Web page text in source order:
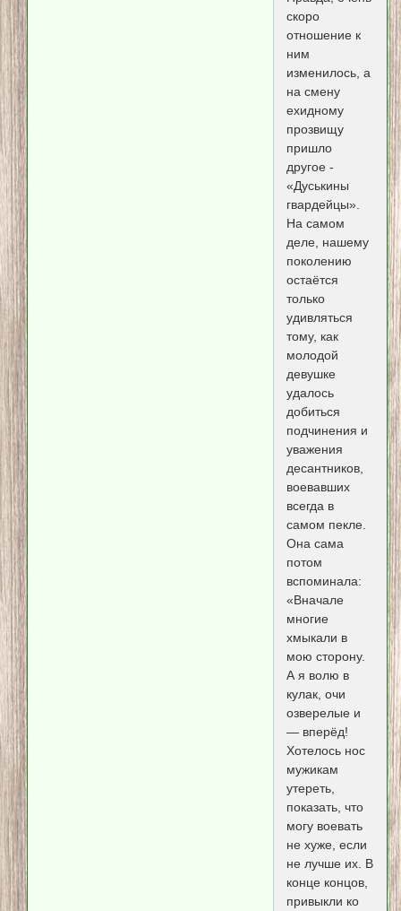
скоро
отношение к
ним
изменилось, а
на смену
ехидному
прозвищу
пришло
другое -
«Дуськины
гвардейцы».
На самом
деле, нашему
поколению
остаётся
только
удивляться
тому, как
молодой
девушке
удалось
добиться
подчинения и
уважения
десантников,
воевавших
всегда в
самом пекле.
Она сама
потом
вспоминала:
«Вначале
многие
хмыкали в
мою сторону.
А я волю в
кулак, очи
озверелые и
— вперёд!
Хотелось нос
мужикам
утереть,
показать, что
могу воевать
не хуже, если
не лучше их. В
конце концов,
привыкли ко